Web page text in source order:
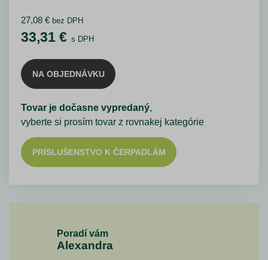
27,08 € bez DPH
33,31 € s DPH
NA OBJEDNÁVKU
Tovar je dočasne vypredaný,
vyberte si prosím tovar z rovnakej kategórie
PRÍSLUŠENSTVO K ČERPADLÁM
Poradí vám
Alexandra